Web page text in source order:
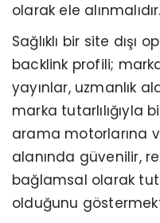
olarak ele alınmalıdır.
Sağlıklı bir site dışı
backlink profili;
yayınlar, uzmanlık
marka tutarlılığıyla
arama motorlarına
alanında güvenilir,
bağlamsal olarak
olduğunu